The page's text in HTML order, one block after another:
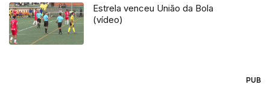
Estrela venceu União da Bola
(vídeo)
PUB